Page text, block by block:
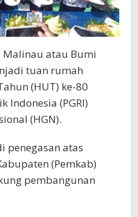
Malinau atau Bumi
tuan rumah
(HUT) ke-80
Indonesia (PGRI)
(HGN).
penegasan atas
(Pemkab)
pembangunan